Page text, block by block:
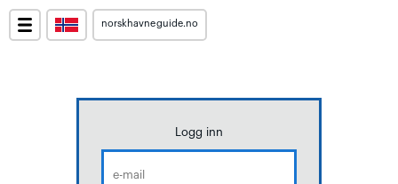
norskhavneguide.no
Logg inn